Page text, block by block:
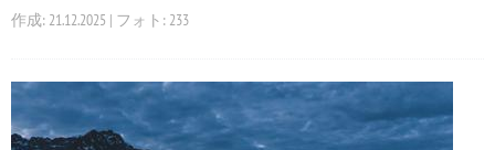
作成: 21.12.2025 | フォト: 233